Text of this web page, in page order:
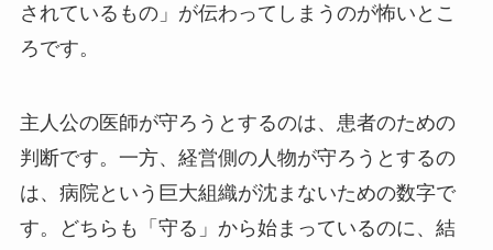
されているもの」が伝わってしまうのが怖いとこ
ろです。
主人公の医師が守ろうとするのは、患者のための
判断です。一方、経営側の人物が守ろうとするの
は、病院という巨大組織が沈まないための数字で
す。どちらも「守る」から始まっているのに、結